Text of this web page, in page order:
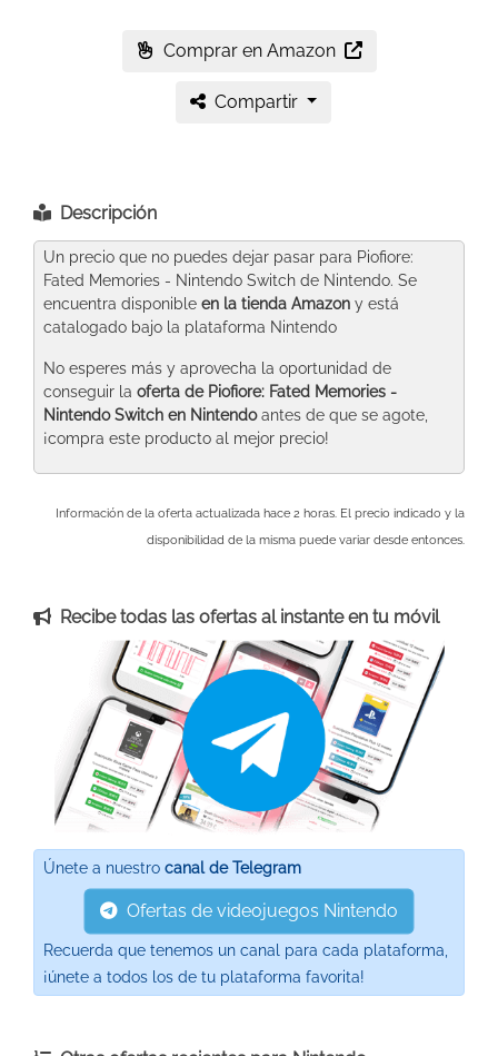
Comprar en Amazon
Compartir
Descripción
Un precio que no puedes dejar pasar para Piofiore:
Fated Memories - Nintendo Switch de Nintendo. Se
encuentra disponible en la tienda Amazon y está
catalogado bajo la plataforma Nintendo
No esperes más y aprovecha la oportunidad de
conseguir la oferta de Piofiore: Fated Memories -
Nintendo Switch en Nintendoantes de que se agote,
¡compra este producto al mejor precio!
Información de la oferta actualizada hace 2 horas. El precio indicado y la
disponibilidad de la misma puede variar desde entonces.
Recibe todas las ofertas al instante en tu móvil
Únete a nuestro canal de Telegram
Ofertas de videojuegos Nintendo
Recuerda que tenemos un canal para cada plataforma,
¡únete a todos los de tu plataforma favorita!